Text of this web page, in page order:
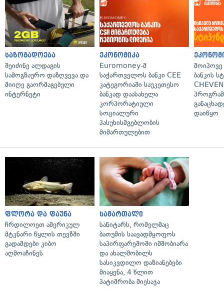
საზოგადოება
შეიძინე ალდაგის
სამოგზაურო დაზღვევა და
მიიღე გაორმაგებული
ინტერნეტი
ეკონომიკა
Euromoney-მ
საქართველოს ბანკი CEE
კატეგორიაში საუკეთესო
ბანკად დაასახელა
კორპორატიული
სოციალური
პასუხისმგებლობის
მიმართულებით
ბანკის
დაიწყო
ფლორა და ფაუნა
ჩრდილოეთ ამერიკულ
მტკნარი წყლის თევზში
გადამდები კიბო
აღმოაჩინეს
სამართალი
სანიტარს, რომელმაც
ბათუმის საავადმყოფოს
საპირფარეშოში იმშობიარა
და ახალშობილს
სასიკვდილო დაზიანებები
მიაყენა, 4 წლით
პატიმრობა მიესაჯა